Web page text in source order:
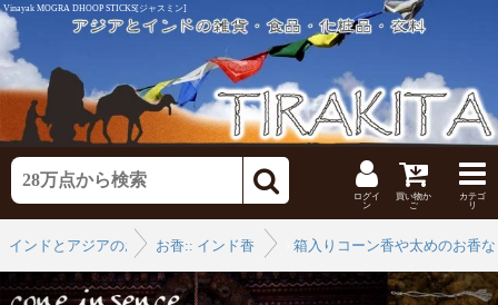
Vinayak MOGRA DHOOP STICKS[ジャスミン]
ログイ
ン
買い物か
ご
カテゴ
リ
インドとアジアのお香 お香:: インド香 箱入りコーン香や太めのお香